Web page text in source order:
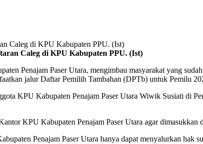
Caleg di KPU Kabupaten PPU. (Ist)
Penajam Paser Utara, mengimbau masyarakat yang
jalur Daftar Pemilih Tambahan (DPTb) untuk Pemilu
KPU Kabupaten Penajam Paser Utara Wiwik Susiati di
KPU Kabupaten Penajam Paser Utara agar
Penajam Paser Utara hanya dapat menyalurkan hak